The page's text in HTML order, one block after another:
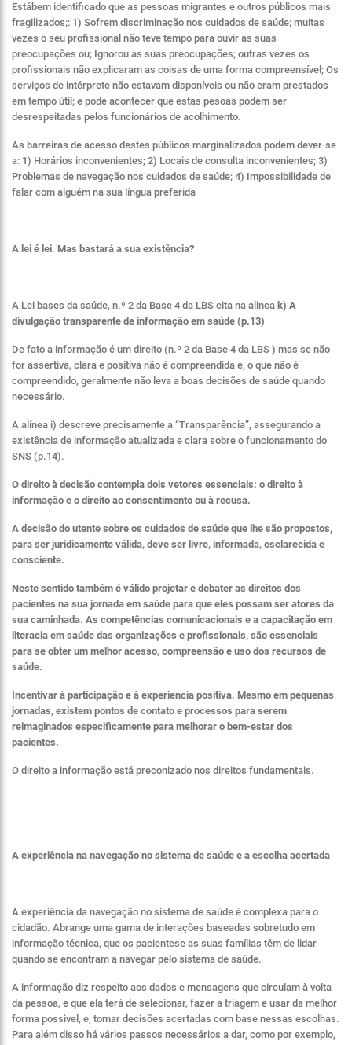
Estábem identificado que as pessoas migrantes e outros públicos mais
fragilizados;: 1) Sofrem discriminação nos cuidados de saúde; muitas
vezes o seu profissional não teve tempo para ouvir as suas
preocupações ou; Ignorou as suas preocupações; outras vezes os
profissionais não explicaram as coisas de uma forma compreensível; Os
serviços de intérprete não estavam disponíveis ou não eram prestados
em tempo útil; e pode acontecer que estas pesoas podem ser
desrespeitadas pelos funcionários de acolhimento.
As barreiras de acesso destes públicos marginalizados podem dever-se
a: 1) Horários inconvenientes; 2) Locais de consulta inconvenientes; 3)
Problemas de navegação nos cuidados de saúde; 4) Impossibilidade de
falar com alguém na sua língua preferida
A lei é lei. Mas bastará a sua existência?
A Lei bases da saúde, n.º 2 da Base 4 da LBS cita na alinea k) A
divulgação transparente de informação em saúde (p.13)
De fato a informação é um direito (n.º 2 da Base 4 da LBS ) mas se não
for assertiva, clara e positiva não é compreendida e, o que não é
compreendido, geralmente não leva a boas decisões de saúde quando
necessário.
A alínea i) descreve precisamente a “Transparência”, assegurando a
existência de informação atualizada e clara sobre o funcionamento do
SNS (p.14).
O direito à decisão contempla dois vetores essenciais: o direito à
informação e o direito ao consentimento ou à recusa.
A decisão do utente sobre os cuidados de saúde que lhe são propostos,
para ser juridicamente válida, deve ser livre, informada, esclarecida e
consciente.
Neste sentido também é válido projetar e debater as direitos dos
pacientes na sua jornada em saúde para que eles possam ser atores da
sua caminhada. As competências comunicacionais e a capacitação em
literacia em saúde das organizações e profissionais, são essenciais
para se obter um melhor acesso, compreensão e uso dos recursos de
saúde.
Incentivar à participação e à experiencia positiva. Mesmo em pequenas
jornadas, existem pontos de contato e processos para serem
reimaginados especificamente para melhorar o bem-estar dos
pacientes.
O direito a informação está preconizado nos direitos fundamentais.
A experiência na navegação no sistema de saúde e a escolha acertada
A experiência da navegação no sistema de saúde é complexa para o
cidadão. Abrange uma gama de interações baseadas sobretudo em
informação técnica, que os pacientese as suas famílias têm de lidar
quando se encontram a navegar pelo sistema de saúde.
A informação diz respeito aos dados e mensagens que circulam à volta
da pessoa, e que ela terá de selecionar, fazer a triagem e usar da melhor
forma possivel, e, tomar decisões acertadas com base nessas escolhas.
Para além disso há vários passos necessários a dar, como por exemplo,